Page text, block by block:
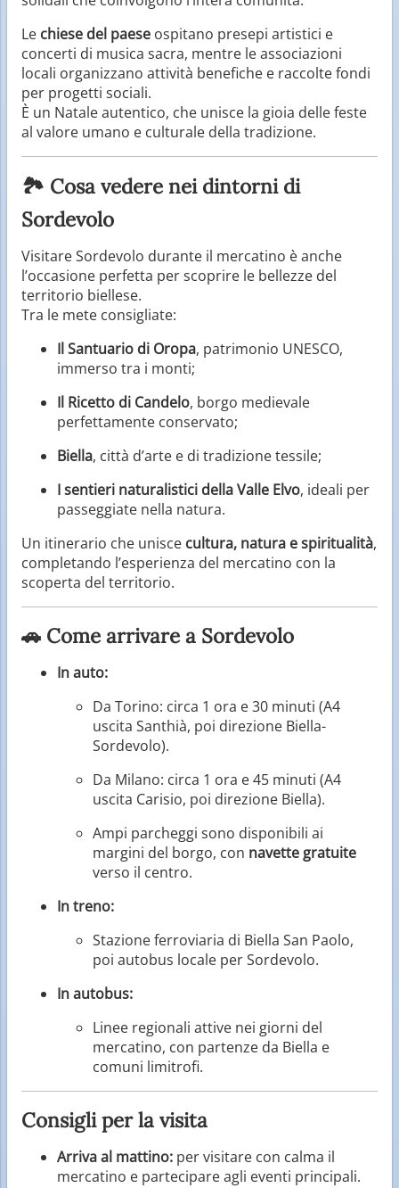
Le chiese del paese ospitano presepi artistici e
concerti di musica sacra, mentre le associazioni
locali organizzano attività benefiche e raccolte fondi
per progetti sociali.
È un Natale autentico, che unisce la gioia delle feste
al valore umano e culturale della tradizione.
🏞️ Cosa vedere nei dintorni di
Sordevolo
Visitare Sordevolo durante il mercatino è anche
l’occasione perfetta per scoprire le bellezze del
territorio biellese.
Tra le mete consigliate:
Il Santuario di Oropa, patrimonio UNESCO,
immerso tra i monti;
Il Ricetto di Candelo, borgo medievale
perfettamente conservato;
Biella, città d’arte e di tradizione tessile;
I sentieri naturalistici della Valle Elvo, ideali per
passeggiate nella natura.
Un itinerario che unisce cultura, natura e spiritualità,
completando l’esperienza del mercatino con la
scoperta del territorio.
🚗 Come arrivare a Sordevolo
In auto:
Da Torino: circa 1 ora e 30 minuti (A4
uscita Santhià, poi direzione Biella-
Sordevolo).
Da Milano: circa 1 ora e 45 minuti (A4
uscita Carisio, poi direzione Biella).
Ampi parcheggi sono disponibili ai
margini del borgo, con navette gratuite
verso il centro.
In treno:
Stazione ferroviaria di Biella San Paolo,
poi autobus locale per Sordevolo.
In autobus:
Linee regionali attive nei giorni del
mercatino, con partenze da Biella e
comuni limitrofi.
Consigli per la visita
Arriva al mattino: per visitare con calma il
mercatino e partecipare agli eventi principali.